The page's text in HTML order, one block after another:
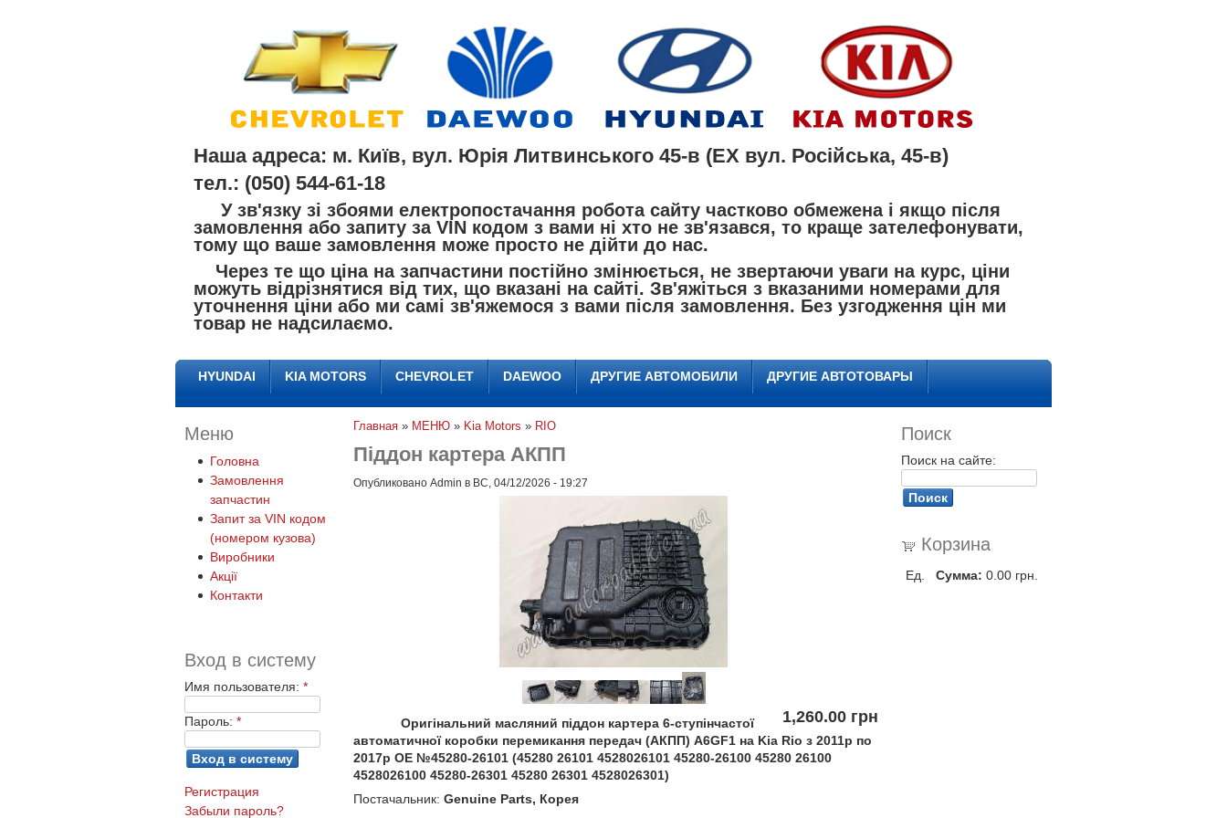
Наша адреса: м. Київ, вул. Юрія Литвинського 45-в (EX вул. Російська, 45-в)
тел.: (050) 544-61-18
У зв'язку зі збоями електропостачання робота сайту частково обмежена і якщо після
замовлення або запиту за VIN кодом з вами ні хто не зв'язався, то краще зателефонувати,
тому що ваше замовлення може просто не дійти до нас.
Через те що ціна на запчастини постійно змінюється, не звертаючи уваги на курс, ціни
можуть відрізнятися від тих, що вказані на сайті. Зв'яжіться з вказаними номерами для
уточнення ціни або ми самі зв'яжемося з вами після замовлення. Без узгодження цін ми
товар не надсилаємо.
HYUNDAI KIA MOTORS CHEVROLET DAEWOO ДРУГИЕ АВТОМОБИЛИ ДРУГИЕ АВТОТОВАРЫ
Меню
Головна
Замовлення
запчастин
Запит за VIN кодом
(номером кузова)
Виробники
Акції
Контакти
Вход в систему
Имя пользователя: *
Пароль: *
Регистрация
Забыли пароль?
Главная » МЕНЮ » Kia Motors » RIO
Піддон картера АКПП
Опубликовано Admin в ВС, 04/12/2026 - 19:27
1,260.00 грн.
Оригінальний масляний піддон картера 6-ступінчастої
автоматичної коробки перемикання передач (АКПП) A6GF1 на Kia Rio з 2011р по
2017р OE №45280-26101 (45280 26101 4528026101 45280-26100 45280 26100
4528026100 45280-26301 45280 26301 4528026301)
Постачальник: Genuine Parts, Корея
Поиск
Поиск на сайте:
Корзина
Ед. Сумма: 0.00 грн.